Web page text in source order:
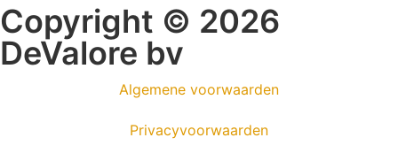
Copyright © 2026
DeValore bv
Algemene voorwaarden
Privacyvoorwaarden